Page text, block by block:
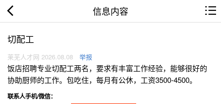
信息内容
切配工
莱芜人才网 2026.08.08 举报
饭店招聘专业切配工两名，要求有丰富工作经验，能够很好的
协助厨师的工作。包吃住，每月有公休，工资3500-4500。
联系人手机/微信：